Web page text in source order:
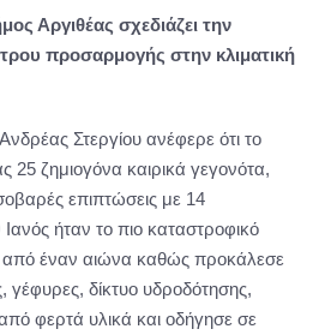
Αργιθέας σχεδιάζει την
προσαρμογής στην κλιματική
Στεργίου ανέφερε ότι το
25 ζημιογόνα καιρικά γεγονότα,
επιπτώσεις με 14
ήταν το πιο καταστροφικό
από έναν αιώνα καθώς προκάλεσε
δίκτυο υδροδότησης,
φερτά υλικά και οδήγησε σε